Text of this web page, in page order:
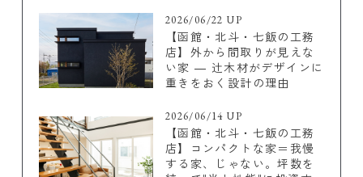
2026/06/22 UP
【函館・北斗・七飯の工務
店】外から間取りが見えな
い家 ― 辻木材がデザインに
重きをおく設計の理由
2026/06/14 UP
【函館・北斗・七飯の工務
店】コンパクトな家＝我慢
する家、じゃない。坪数を